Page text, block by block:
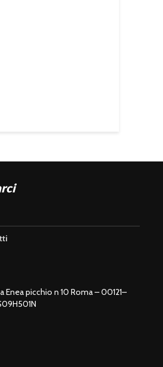
Enea picchio n 10 Roma – 00121–